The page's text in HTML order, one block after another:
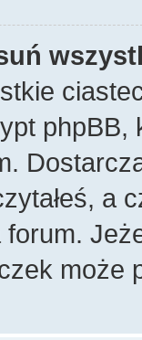
a
może